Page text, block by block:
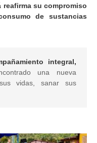
su compromiso
de sustancias
integral,
una nueva
vidas, sanar sus